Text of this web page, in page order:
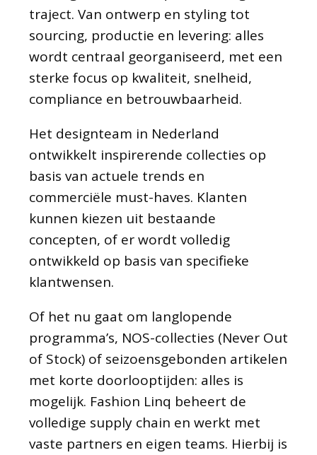
traject. Van ontwerp en styling tot
sourcing, productie en levering: alles
wordt centraal georganiseerd, met een
sterke focus op kwaliteit, snelheid,
compliance en betrouwbaarheid.
Het designteam in Nederland
ontwikkelt inspirerende collecties op
basis van actuele trends en
commerciële must-haves. Klanten
kunnen kiezen uit bestaande
concepten, of er wordt volledig
ontwikkeld op basis van specifieke
klantwensen.
Of het nu gaat om langlopende
programma’s, NOS-collecties (Never Out
of Stock) of seizoensgebonden artikelen
met korte doorlooptijden: alles is
mogelijk. Fashion Linq beheert de
volledige supply chain en werkt met
vaste partners en eigen teams. Hierbij is